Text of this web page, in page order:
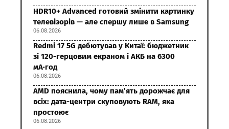
HDR10+ Advanced готовий змінити картинку
телевізорів — але спершу лише в Samsung
06.08.2026
Redmi 17 5G дебютував у Китаї: бюджетник
зі 120-герцовим екраном і АКБ на 6300
мА·год
06.08.2026
AMD пояснила, чому пам’ять дорожчає для
всіх: дата-центри скуповують RAM, яка
простоює
06.08.2026